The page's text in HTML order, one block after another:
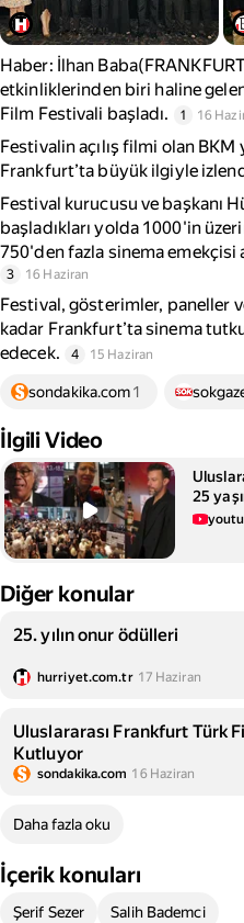
Haber: İlhan
etkinliklerinden biri haline
Film Festivali başladı.
1 16
Festivalin açılış filmi olan BKM
Frankfurt’ta büyük ilgiyle
Festival kurucusu ve başkanı
başladıkları yolda 1000'in
750'den fazla sinema emekçisi
3 16 Haziran
Festival, gösterimler, paneller
kadar Frankfurt’ta sinema
edecek.
4 15 Haziran
sondakika.com1
İlgili Video
Diğer konular
25. yılın onur ödülleri
hurriyet.com.tr 17 Haziran
Uluslararası Frankfurt Türk
Kutluyor
sondakika.com 16 Haziran
Daha fazla oku
İçerik konuları
Şerif Sezer Salih Bademci